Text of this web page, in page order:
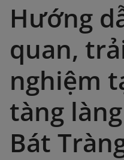
Hướng
quan,
nghiệm
tàng
Bát